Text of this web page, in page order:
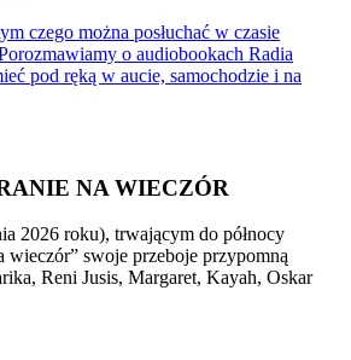
czego można posłuchać w czasie
o audiobookach Radia
pod ręką w aucie, samochodzie i na
NA WIECZÓR
2026 roku), trwającym do północy
wieczór” swoje przeboje przypomną
Reni Jusis, Margaret, Kayah, Oskar